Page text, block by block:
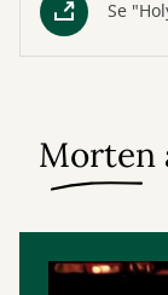
Se
Morten